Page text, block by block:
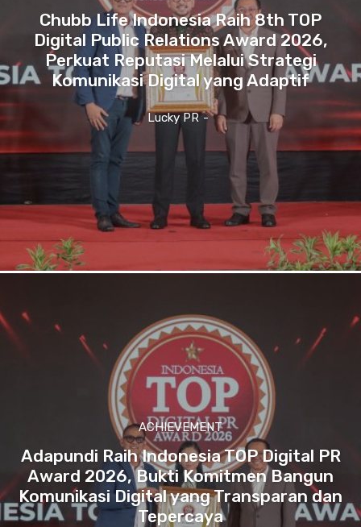
Chubb Life Indonesia Raih 8th TOP
Digital Public Relations Award 2026,
Perkuat Reputasi Melalui Strategi
Komunikasi Digital yang Adaptif
Lucky PR -
ACHIEVEMENT
Adapundi Raih Indonesia TOP Digital PR
Award 2026, Bukti Komitmen Bangun
Komunikasi Digital yang Transparan dan
Tepercaya